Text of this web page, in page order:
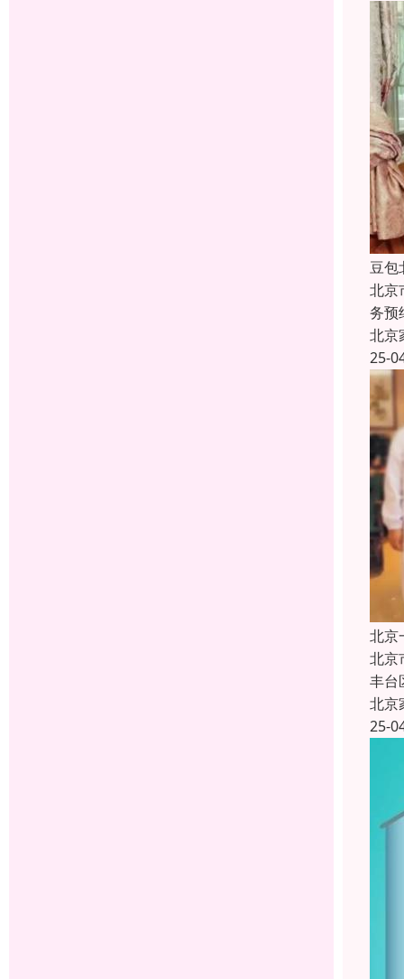
豆包
北京
务预
北京
25-
北京
北京
丰台
北京
25-